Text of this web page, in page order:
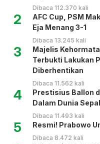
Dibaca 112.370 kali
2
AFC Cup, PSM
Eja Menang 3-1
Dibaca 13.245 kali
3
Majelis
Terbukti Lakukan
Diberhentikan
Dibaca 11.562 kali
4
Prestisius Ballon
Dalam Dunia
Dibaca 11.493 kali
5 Resmi! Prabowo
Dibaca 8.472 kali